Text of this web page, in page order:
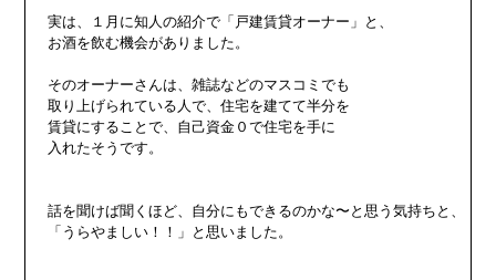
実は、１月に知人の紹介で「戸建賃貸オーナー」と、
お酒を飲む機会がありました。
そのオーナーさんは、雑誌などのマスコミでも
取り上げられている人で、住宅を建てて半分を
賃貸にすることで、自己資金０で住宅を手に
入れたそうです。
話を聞けば聞くほど、自分にもできるのかな〜と思う気持ちと、
「うらやましい！！」と思いました。